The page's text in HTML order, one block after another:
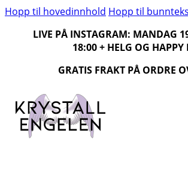
Hopp til hovedinnhold Hopp til
LIVE PÅ INSTAGRAM: MANDAG
18:00 + HELG OG HAPPY
GRATIS FRAKT PÅ ORDRE